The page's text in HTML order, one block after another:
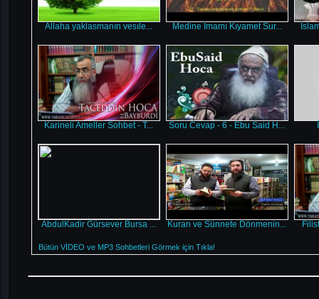
Allaha yaklasmanın vesıle... Medine İmamı Kıyamet Sur...
Karineli Ameller Sohbet - T... Soru Cevap - 6 - Ebu Said H...
AbdulKadir Gürsever Bursa ... Kuran ve Sünnete Dönmenin...
Bütün VİDEO ve MP3 Sohbetleri Görmek için Tıkla!